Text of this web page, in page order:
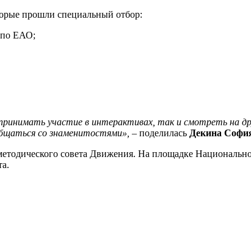
прошли специальный отбор:
по ЕАО;
участие в интерактивах, так и смотреть на
со знаменитостями», – поделилась Декина
совета Движения. На площадке